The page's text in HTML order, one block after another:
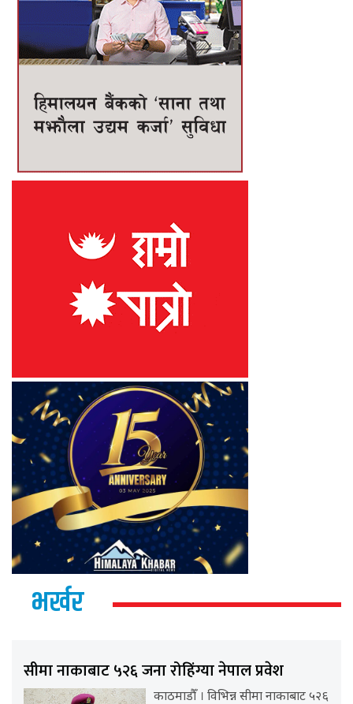
भर्खर
सीमा नाकाबाट ५२६ जना रोहिंग्या नेपाल प्रवेश
काठमाडौँ । विभिन्न सीमा नाकाबाट ५२६